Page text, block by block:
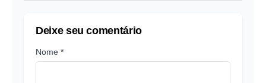
Deixe seu comentário
Nome *